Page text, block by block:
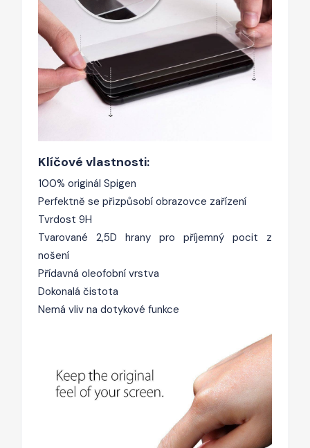
Klíčové vlastnosti:
100% originál Spigen
Perfektně se přizpůsobí obrazovce zařízení
Tvrdost 9H
Tvarované 2,5D hrany pro příjemný pocit z
nošení
Přídavná oleofobní vrstva
Dokonalá čistota
Nemá vliv na dotykové funkce